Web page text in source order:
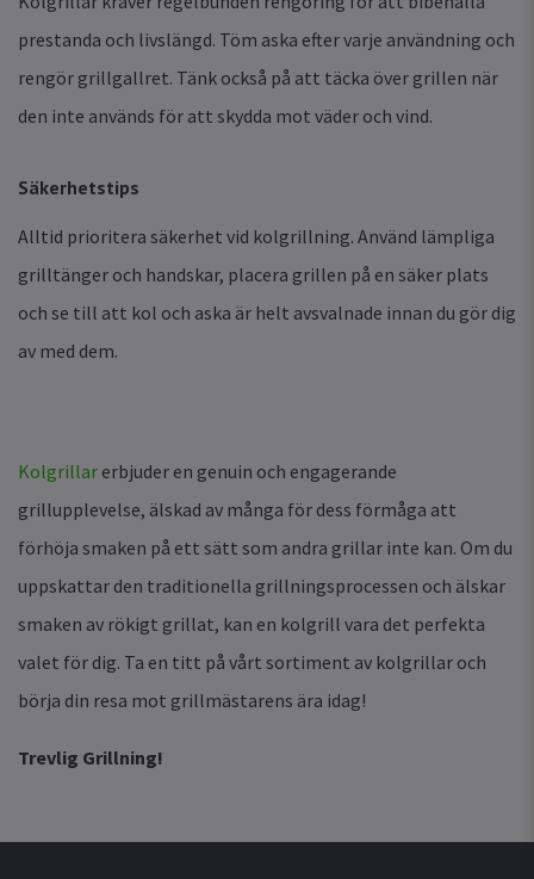
prestanda och livslängd. Töm aska efter varje användning och
rengör grillgallret. Tänk också på att täcka över grillen när
den inte används för att skydda mot väder och vind.
Säkerhetstips
Alltid prioritera säkerhet vid kolgrillning. Använd lämpliga
grilltänger och handskar, placera grillen på en säker plats
och se till att kol och aska är helt avsvalnade innan du gör dig
av med dem.
Kolgrillar erbjuder en genuin och engagerande
grillupplevelse, älskad av många för dess förmåga att
förhöja smaken på ett sätt som andra grillar inte kan. Om du
uppskattar den traditionella grillningsprocessen och älskar
smaken av rökigt grillat, kan en kolgrill vara det perfekta
valet för dig. Ta en titt på vårt sortiment av kolgrillar och
börja din resa mot grillmästarens ära idag!
Trevlig Grillning!